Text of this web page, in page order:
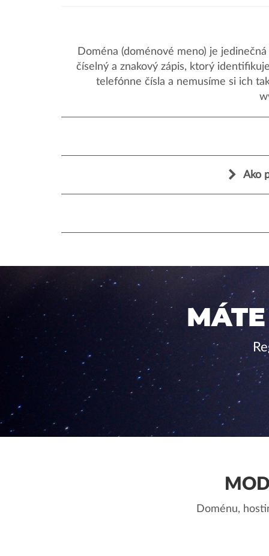
Doména (doménové meno) je
číselný a znakový zápis, ktorý
telefónne čísla a nemusíme si ich
Ako
Doménu,